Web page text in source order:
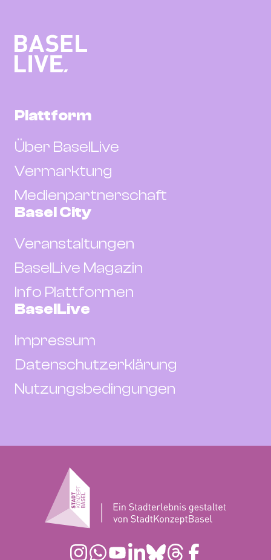
Plattform
Über BaselLive
Vermarktung
Medienpartnerschaft
Basel City
Veranstaltungen
BaselLive Magazin
Info Plattformen
BaselLive
Impressum
Datenschutzerklärung
Nutzungsbedingungen